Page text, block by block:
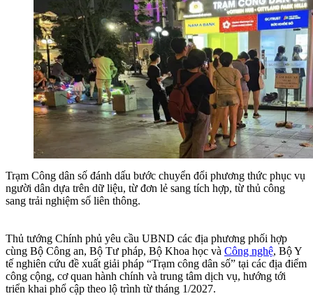
Trạm Công dân số đánh dấu bước chuyển đổi phương thức phục vụ
người dân dựa trên dữ liệu, từ đơn lẻ sang tích hợp, từ thủ công
sang trải nghiệm số liên thông.
Thủ tướng Chính phủ yêu cầu UBND các địa phương phối hợp
cùng Bộ Công an, Bộ Tư pháp, Bộ Khoa học và Công nghệ, Bộ Y
tế nghiên cứu đề xuất giải pháp “Trạm công dân số” tại các địa điểm
công cộng, cơ quan hành chính và trung tâm dịch vụ, hướng tới
triển khai phổ cập theo lộ trình từ tháng 1/2027.